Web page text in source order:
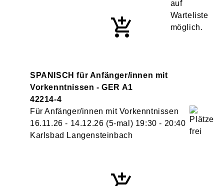
SPANISCH für Anfänger/innen mit
Vorkenntnissen - GER A1
42214-4
Für Anfänger/innen mit Vorkenntnissen
16.11.26 - 14.12.26 (5-mal) 19:30 - 20:40
Karlsbad Langensteinbach